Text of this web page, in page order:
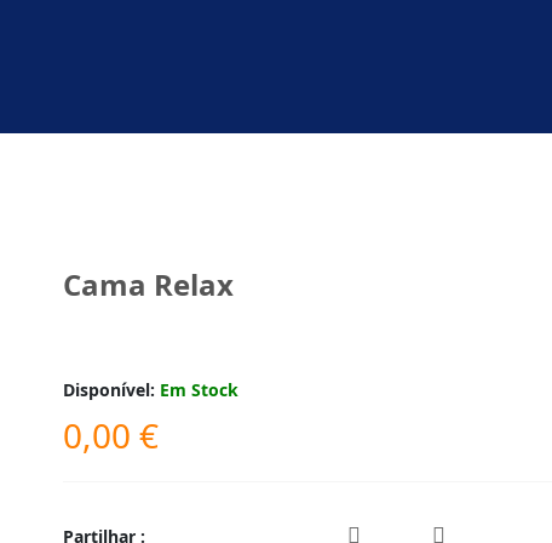
Cama Relax
Disponível: Em Stock
0,00 €
Partilhar :